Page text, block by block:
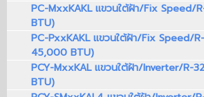
PC-MxxKAKL แขวนใต้ฝ้า/Fix Speed/
BTU)
PC-PxxKAKL แขวนใต้ฝ้า/Fix Speed/
45,000 BTU)
PCY-MxxKAL แขวนใต้ฝ้า/Inverter/R-
BTU)